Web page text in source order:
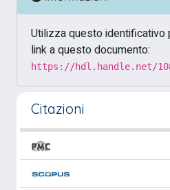
Utilizza questo identificativo
link a questo documento:
https://hdl.handle.net/
Citazioni